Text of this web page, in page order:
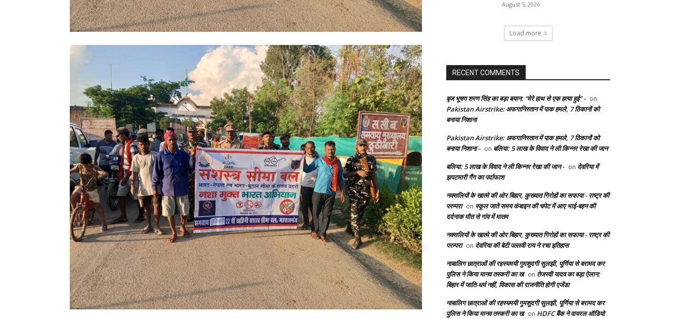
August 5, 2026
Load more
RECENT COMMENTS
बृज भूषण शरण सिंह का बड़ा बयान: “मेरे हाथ से एक हत्या हुई” - on
Pakistan Airstrike: अफगानिस्तान में पाक हमले, 7 ठिकानों को
बनाया निशाना
Pakistan Airstrike: अफगानिस्तान में पाक हमले, 7 ठिकानों को
बनाया निशाना - on बलिया: 5 लाख के विवाद ने ली किन्नर रेखा की जान
बलिया: 5 लाख के विवाद ने ली किन्नर रेखा की जान - on देवरिया में
झपटमारी गैंग का पर्दाफाश
नक्सलियों के खात्मे की ओर बिहार, कुख्यात गिरोहों का सफाया - राष्ट्र की
परम्परा on स्कूल जाते समय कंबाइन की चपेट में आए भाई-बहन की
दर्दनाक मौत से गांव में मातम
नक्सलियों के खात्मे की ओर बिहार, कुख्यात गिरोहों का सफाया - राष्ट्र की
परम्परा on देवरिया की बेटी पल्लवी राय ने रचा इतिहास
नाबालिग छात्राओं की रहस्यमयी गुमशुदगी सुलझी, पूर्णिया से बरामद कर
पुलिस ने किया मानव तस्करी का ख on तेजस्वी यादव का बड़ा ऐलान:
बिहार में जाति-धर्म नहीं, विकास की राजनीति होगी एजेंडा
नाबालिग छात्राओं की रहस्यमयी गुमशुदगी सुलझी, पूर्णिया से बरामद कर
पुलिस ने किया मानव तस्करी का ख on HDFC बैंक ने वायरल ऑडियो